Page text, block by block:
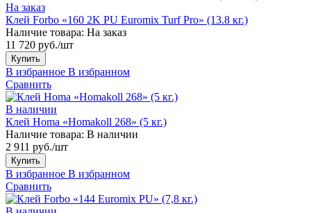
На заказ
Клей Forbo «160 2K PU Euromix Turf Pro» (13.8 кг.)
Наличие товара: На заказ
11 720 руб./шт
Купить
В избранное В избранном
Сравнить
В наличии
Клей Homa «Homakoll 268» (5 кг.)
Наличие товара: В наличии
2 911 руб./шт
Купить
В избранное В избранном
Сравнить